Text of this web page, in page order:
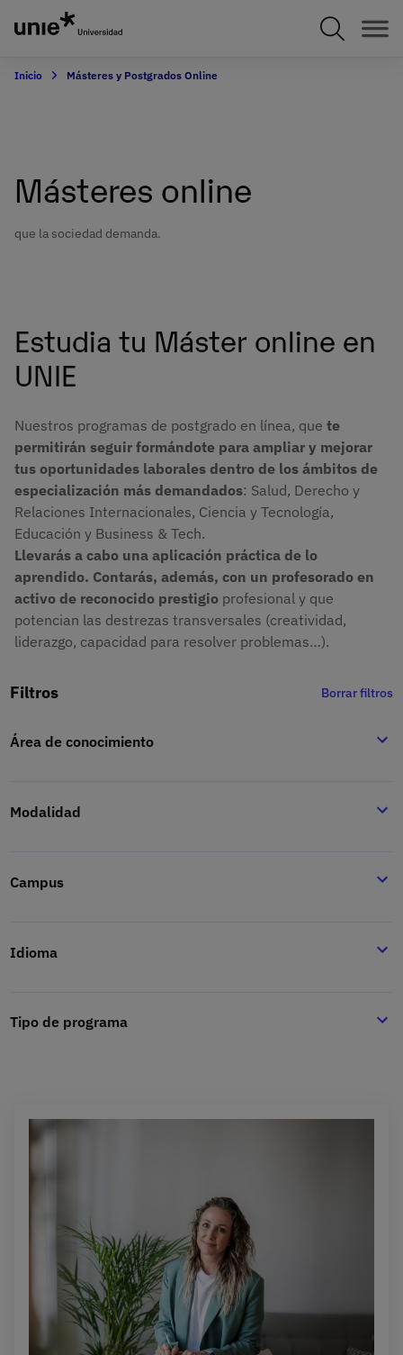
principal
Inicio Másteres y Postgrados Online
Másteres online
que la sociedad demanda.
Estudia tu Máster online en
UNIE
Nuestros programas de postgrado en línea, que te
permitirán seguir formándote para ampliar y mejorar
tus oportunidades laborales dentro de los ámbitos de
especialización más demandados: Salud, Derecho y
Relaciones Internacionales, Ciencia y Tecnología,
Educación y Business & Tech.
Llevarás a cabo una aplicación práctica de lo
aprendido. Contarás, además, con un profesorado en
activo de reconocido prestigio profesional y que
potencian las destrezas transversales (creatividad,
liderazgo, capacidad para resolver problemas…).
Filtros Borrar filtros
Área de conocimiento
Modalidad
Campus
Idioma
Tipo de programa